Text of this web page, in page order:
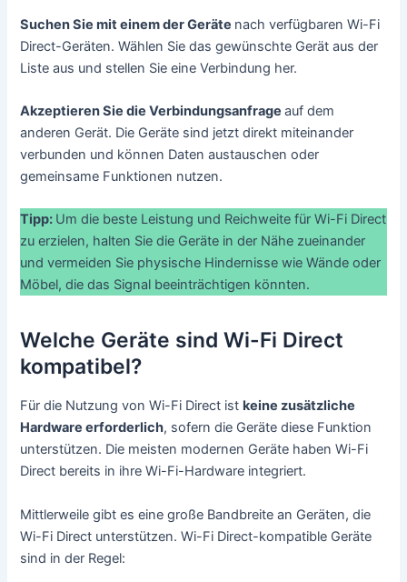
Suchen Sie mit einem der Geräte nach verfügbaren Wi-Fi
Direct-Geräten. Wählen Sie das gewünschte Gerät aus der
Liste aus und stellen Sie eine Verbindung her.
Akzeptieren Sie die Verbindungsanfrageauf dem
anderen Gerät. Die Geräte sind jetzt direkt miteinander
verbunden und können Daten austauschen oder
gemeinsame Funktionen nutzen.
Tipp: Um die beste Leistung und Reichweite für Wi-Fi Direct
zu erzielen, halten Sie die Geräte in der Nähe zueinander
und vermeiden Sie physische Hindernisse wie Wände oder
Möbel, die das Signal beeinträchtigen könnten.
Welche Geräte sind Wi-Fi Direct
kompatibel?
Für die Nutzung von Wi-Fi Direct ist keine zusätzliche
Hardware erforderlich, sofern die Geräte diese Funktion
unterstützen. Die meisten modernen Geräte haben Wi-Fi
Direct bereits in ihre Wi-Fi-Hardware integriert.
Mittlerweile gibt es eine große Bandbreite an Geräten, die
Wi-Fi Direct unterstützen. Wi-Fi Direct-kompatible Geräte
sind in der Regel: